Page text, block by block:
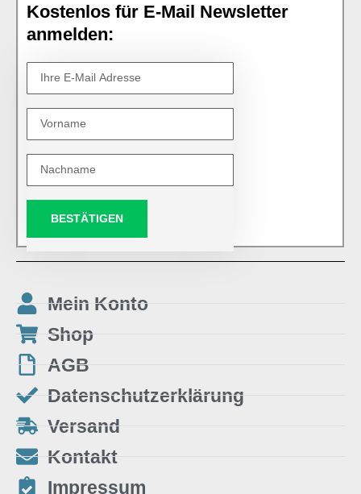
Kostenlos für E-Mail Newsletter
anmelden:
BESTÄTIGEN
Mein Konto
Shop
AGB
Datenschutzerklärung
Versand
Kontakt
Impressum